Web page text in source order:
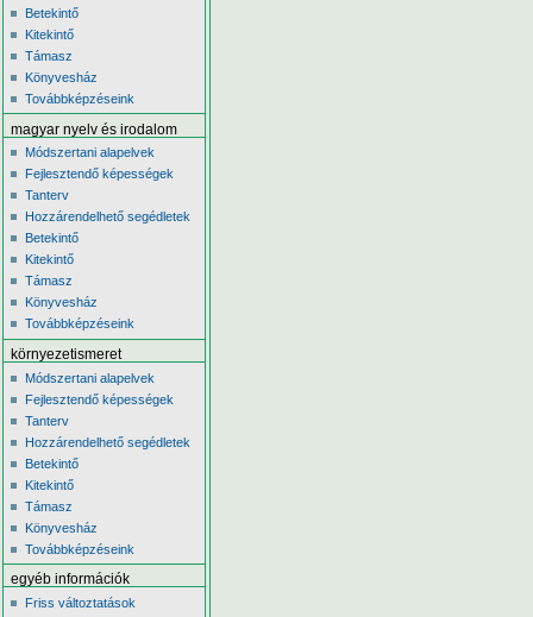
Betekintő
Kitekintő
Támasz
Könyvesház
Továbbképzéseink
magyar nyelv és irodalom
Módszertani alapelvek
Fejlesztendő képességek
Tanterv
Hozzárendelhető segédletek
Betekintő
Kitekintő
Támasz
Könyvesház
Továbbképzéseink
környezetismeret
Módszertani alapelvek
Fejlesztendő képességek
Tanterv
Hozzárendelhető segédletek
Betekintő
Kitekintő
Támasz
Könyvesház
Továbbképzéseink
egyéb információk
Friss változtatások